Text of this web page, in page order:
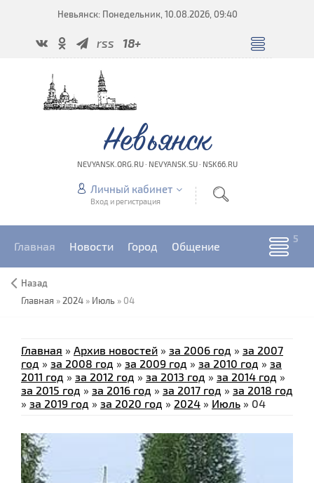
Невьянск: Понедельник, 10.08.2026, 09:40
rss 18+
Невьянск
NEVYANSK.ORG.RU · NEVYANSK.SU · NSK66.RU
Личный кабинет
Вход и регистрация
Главная Новости Город Общение
Назад
Главная » 2024 » Июль » 04
Главная » Архив новостей » за 2006 год » за 2007
год » за 2008 год » за 2009 год » за 2010 год » за
2011 год » за 2012 год » за 2013 год » за 2014 год »
за 2015 год » за 2016 год » за 2017 год » за 2018 год
» за 2019 год » за 2020 год » 2024 » Июль » 04